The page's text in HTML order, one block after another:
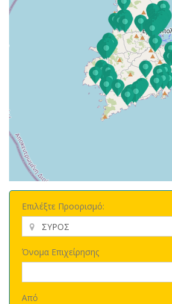
Επιλέξτε Προορισμό:
Όνομα Επιχείρησης
Από